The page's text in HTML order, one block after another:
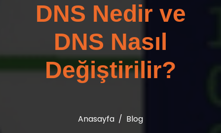
DNS Nedir ve
DNS Nasıl
Değiştirilir?
Anasayfa
Blog